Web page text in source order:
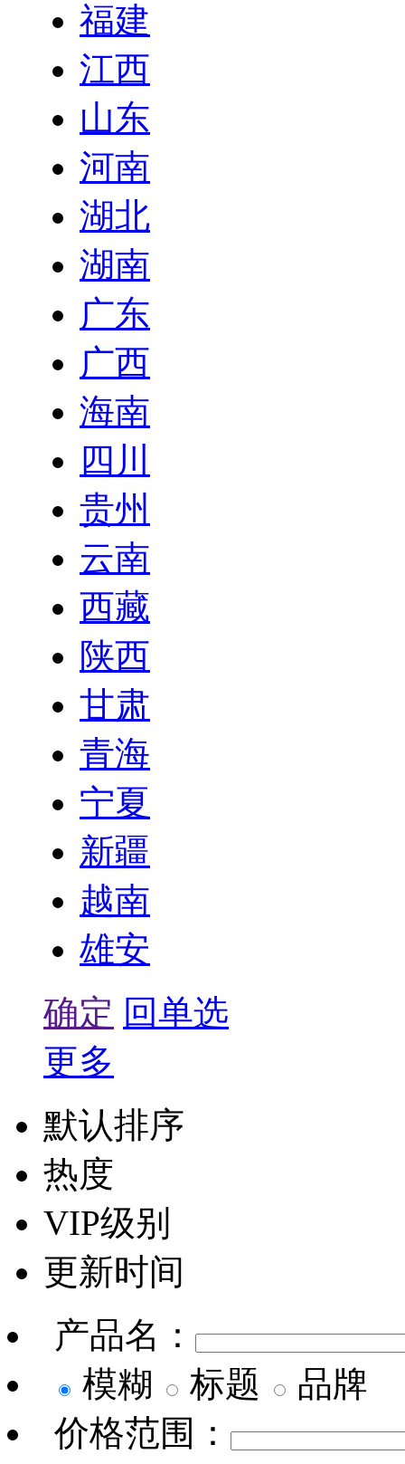
福建
江西
山东
河南
湖北
湖南
广东
广西
海南
四川
贵州
云南
西藏
陕西
甘肃
青海
宁夏
新疆
越南
雄安
确定 回单选
更多
默认排序
热度
VIP级别
更新时间
产品名：
模糊
标题
品牌
价格范围：